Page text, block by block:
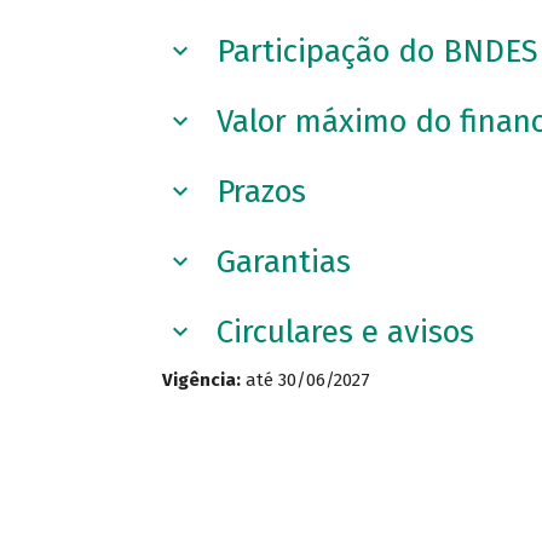
Participação do BNDES
Valor máximo do
Prazos
Garantias
Circulares e avisos
Vigência: até 30/06/2027